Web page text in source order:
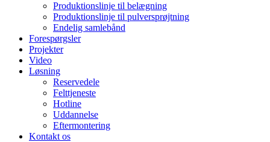
Produktionslinje til belægning
Produktionslinje til pulversprøjtning
Endelig samlebånd
Forespørgsler
Projekter
Video
Løsning
Reservedele
Felttjeneste
Hotline
Uddannelse
Eftermontering
Kontakt os